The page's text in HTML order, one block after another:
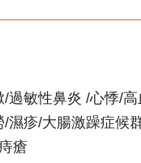
/過敏性鼻炎 /心悸/
濕疹/大腸激躁症候
瘡